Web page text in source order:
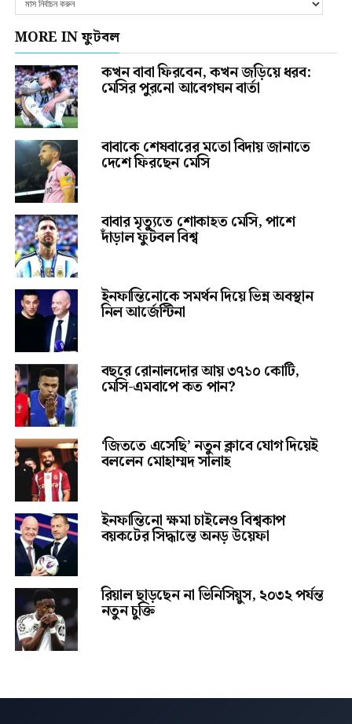
MORE IN ফুটবল
কখন বাবা ফিরবেন, কখন জড়িয়ে ধরব:
মেসির পুরনো আবেগঘন বার্তা
বাবাকে শেষবারের মতো বিদায় জানাতে
দেশে ফিরছেন মেসি
বাবার মৃত্যুতে শোকাহত মেসি, পাশে
দাঁড়াল ফুটবল বিশ্ব
ইনফান্তিনোকে সমর্থন দিয়ে ভিন্ন অবস্থান
নিল আর্জেন্টিনা
বছরে রোনালদোর আয় ৩৭১০ কোটি,
মেসি-এমবাপে কত পান?
‘জিততে এসেছি’ নতুন ক্লাবে যোগ দিয়েই
বললেন মোহাম্মদ সালাহ
ইনফান্তিনো ক্ষমা চাইলেও বিশ্বকাপ
বয়কটের সিদ্ধান্তে অনড় উয়েফা
রিয়াল ছাড়ছেন না ভিনিসিয়ুস, ২০৩২ পর্যন্ত
নতুন চুক্তি